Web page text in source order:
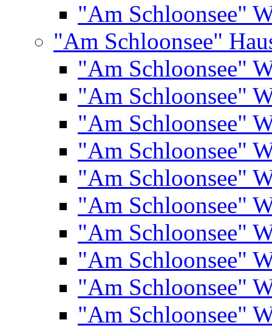
"Am Schloonsee"
"Am Schloonsee"
"Am Schloonsee"
"Am Schloonsee"
"Am Schloonsee"
"Am Schloonsee"
"Am Schloonsee"
"Am Schloonsee"
"Am Schloonsee"
"Am Schloonsee"
"Am Schloonsee"
"Am Schloonsee"